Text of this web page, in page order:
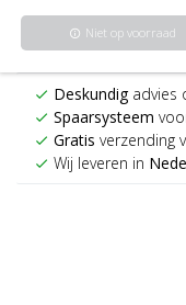
info Niet op voorraad
check Deskundigadvies
check Spaarsysteem
check Gratis verzending
check Wij leveren in